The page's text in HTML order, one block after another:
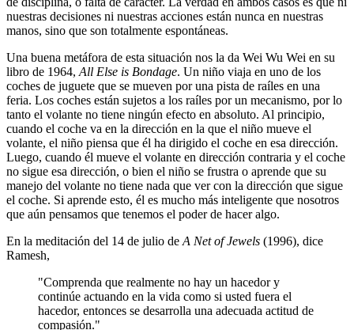
nuestras decisiones ni nuestras acciones están nunca en nuestras
manos, sino que son totalmente espontáneas.
Una buena metáfora de esta situación nos la da Wei Wu Wei en su
libro de 1964, All Else is Bondage. Un niño viaja en uno de los
coches de juguete que se mueven por una pista de raíles en una
feria. Los coches están sujetos a los raíles por un mecanismo, por lo
tanto el volante no tiene ningún efecto en absoluto. Al principio,
cuando el coche va en la dirección en la que el niño mueve el
volante, el niño piensa que él ha dirigido el coche en esa dirección.
Luego, cuando él mueve el volante en dirección contraria y el coche
no sigue esa dirección, o bien el niño se frustra o aprende que su
manejo del volante no tiene nada que ver con la dirección que sigue
el coche. Si aprende esto, él es mucho más inteligente que nosotros
que aún pensamos que tenemos el poder de hacer algo.
En la meditación del 14 de julio de A Net of Jewels (1996), dice
Ramesh,
"Comprenda que realmente no hay un hacedor y
continúe actuando en la vida como si usted fuera el
hacedor, entonces se desarrolla una adecuada actitud de
compasión."